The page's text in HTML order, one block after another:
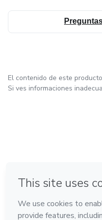
El contenido de este
Si ves informaciones
Hecho con❤ en Amsterdam